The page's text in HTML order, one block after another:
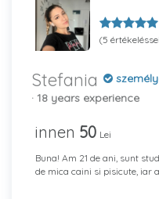
(5
Stefania
· 18 years experience
innen 50 Lei
Buna! Am 21 de ani, sunt
de mica caini si pisicute, iar